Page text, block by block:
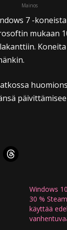
Mainos
7 -
mukaan
Windows
30 %
käyttää